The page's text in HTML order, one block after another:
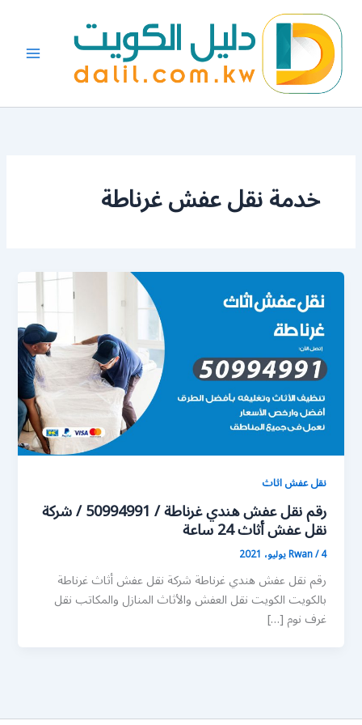
المحتوى
خدمة نقل عفش غرناطة
نقل عفش اثاث
رقم نقل عفش هندي غرناطة / 50994991 / شركة
نقل عفش أثاث 24 ساعة
Rwan/4 يوليو، 2021
رقم نقل عفش هندي غرناطة شركة نقل عفش أثاث غرناطة
بالكويت الكويت نقل العفش والأثاث المنازل والمكاتب نقل
غرف نوم […]